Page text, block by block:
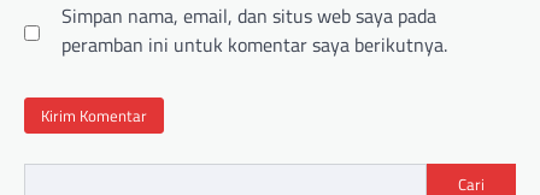
Simpan nama, email, dan situs web saya pada
peramban ini untuk komentar saya berikutnya.
Cari